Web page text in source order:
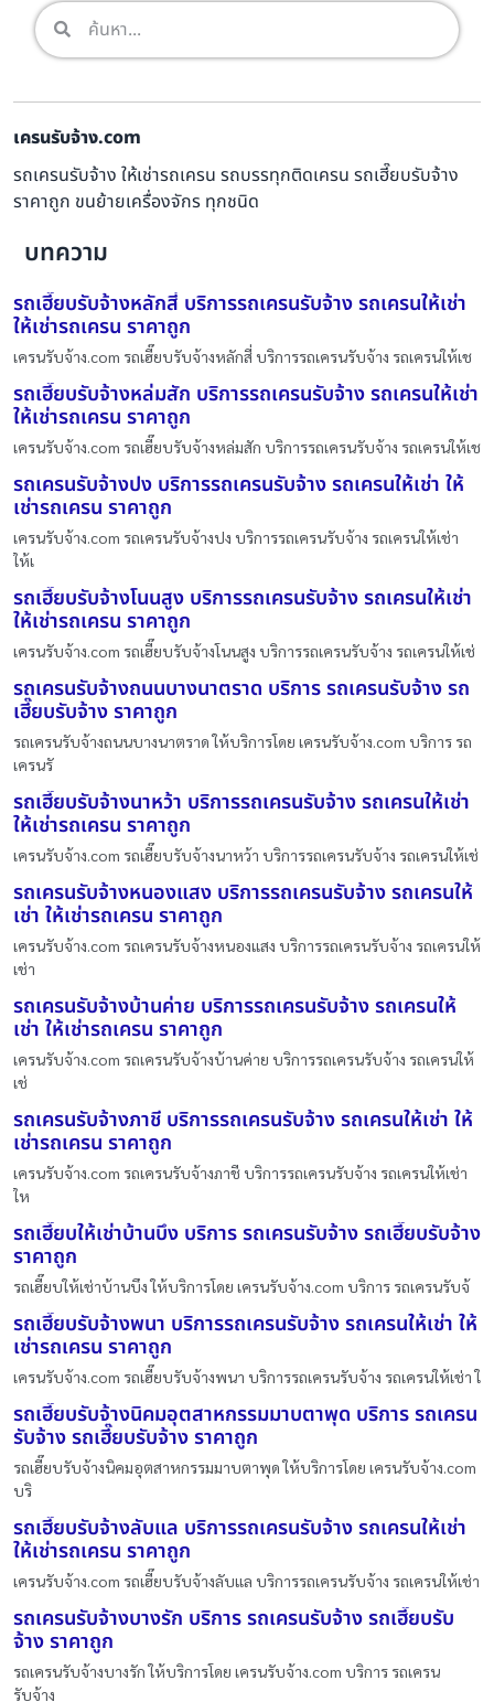
เครนรับจ้าง.com
รถเครนรับจ้าง ให้เช่ารถเครน รถบรรทุกติดเครน รถเฮี๊ยบรับจ้าง
ราคาถูก ขนย้ายเครื่องจักร ทุกชนิด
บทความ
รถเฮี๊ยบรับจ้างหลักสี่ บริการรถเครนรับจ้าง รถเครนให้เช่า
ให้เช่ารถเครน ราคาถูก
เครนรับจ้าง.com รถเฮี๊ยบรับจ้างหลักสี่ บริการรถเครนรับจ้าง รถเครนให้เช
รถเฮี๊ยบรับจ้างหล่มสัก บริการรถเครนรับจ้าง รถเครนให้เช่า
ให้เช่ารถเครน ราคาถูก
เครนรับจ้าง.com รถเฮี๊ยบรับจ้างหล่มสัก บริการรถเครนรับจ้าง รถเครนให้เช
รถเครนรับจ้างปง บริการรถเครนรับจ้าง รถเครนให้เช่า ให้
เช่ารถเครน ราคาถูก
เครนรับจ้าง.com รถเครนรับจ้างปง บริการรถเครนรับจ้าง รถเครนให้เช่า
ให้เ
รถเฮี๊ยบรับจ้างโนนสูง บริการรถเครนรับจ้าง รถเครนให้เช่า
ให้เช่ารถเครน ราคาถูก
เครนรับจ้าง.com รถเฮี๊ยบรับจ้างโนนสูง บริการรถเครนรับจ้าง รถเครนให้เช่
รถเครนรับจ้างถนนบางนาตราด บริการ รถเครนรับจ้าง รถ
เฮี๊ยบรับจ้าง ราคาถูก
รถเครนรับจ้างถนนบางนาตราด ให้บริการโดย เครนรับจ้าง.com บริการ รถ
เครนรั
รถเฮี๊ยบรับจ้างนาหว้า บริการรถเครนรับจ้าง รถเครนให้เช่า
ให้เช่ารถเครน ราคาถูก
เครนรับจ้าง.com รถเฮี๊ยบรับจ้างนาหว้า บริการรถเครนรับจ้าง รถเครนให้เช่
รถเครนรับจ้างหนองแสง บริการรถเครนรับจ้าง รถเครนให้
เช่า ให้เช่ารถเครน ราคาถูก
เครนรับจ้าง.com รถเครนรับจ้างหนองแสง บริการรถเครนรับจ้าง รถเครนให้
เช่า
รถเครนรับจ้างบ้านค่าย บริการรถเครนรับจ้าง รถเครนให้
เช่า ให้เช่ารถเครน ราคาถูก
เครนรับจ้าง.com รถเครนรับจ้างบ้านค่าย บริการรถเครนรับจ้าง รถเครนให้
เช่
รถเครนรับจ้างภาชี บริการรถเครนรับจ้าง รถเครนให้เช่า ให้
เช่ารถเครน ราคาถูก
เครนรับจ้าง.com รถเครนรับจ้างภาชี บริการรถเครนรับจ้าง รถเครนให้เช่า
ให
รถเฮี๊ยบให้เช่าบ้านบึง บริการ รถเครนรับจ้าง รถเฮี๊ยบรับจ้าง
ราคาถูก
รถเฮี๊ยบให้เช่าบ้านบึง ให้บริการโดย เครนรับจ้าง.com บริการ รถเครนรับจ้
รถเฮี๊ยบรับจ้างพนา บริการรถเครนรับจ้าง รถเครนให้เช่า ให้
เช่ารถเครน ราคาถูก
เครนรับจ้าง.com รถเฮี๊ยบรับจ้างพนา บริการรถเครนรับจ้าง รถเครนให้เช่า ใ
รถเฮี๊ยบรับจ้างนิคมอุตสาหกรรมมาบตาพุด บริการ รถเครน
รับจ้าง รถเฮี๊ยบรับจ้าง ราคาถูก
รถเฮี๊ยบรับจ้างนิคมอุตสาหกรรมมาบตาพุด ให้บริการโดย เครนรับจ้าง.com
บริ
รถเฮี๊ยบรับจ้างลับแล บริการรถเครนรับจ้าง รถเครนให้เช่า
ให้เช่ารถเครน ราคาถูก
เครนรับจ้าง.com รถเฮี๊ยบรับจ้างลับแล บริการรถเครนรับจ้าง รถเครนให้เช่า
รถเครนรับจ้างบางรัก บริการ รถเครนรับจ้าง รถเฮี๊ยบรับ
จ้าง ราคาถูก
รถเครนรับจ้างบางรัก ให้บริการโดย เครนรับจ้าง.com บริการ รถเครน
รับจ้าง